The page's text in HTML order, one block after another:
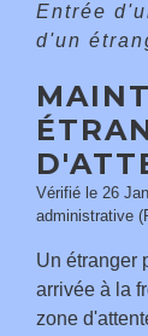
Entrée
d'un
Vérifié le 26
administrative
Un étranger
arrivée à la
zone